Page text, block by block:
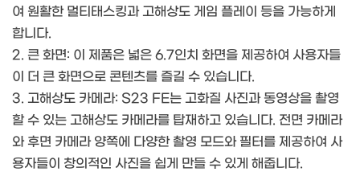
여 원활한 멀티태스킹과 고해상도 게임 플레이 등을 가능하게
합니다.
2. 큰 화면: 이 제품은 넓은 6.7인치 화면을 제공하여 사용자들
이 더 큰 화면으로 콘텐츠를 즐길 수 있습니다.
3. 고해상도 카메라: S23 FE는 고화질 사진과 동영상을 촬영
할 수 있는 고해상도 카메라를 탑재하고 있습니다. 전면 카메라
와 후면 카메라 양쪽에 다양한 촬영 모드와 필터를 제공하여 사
용자들이 창의적인 사진을 쉽게 만들 수 있게 해줍니다.